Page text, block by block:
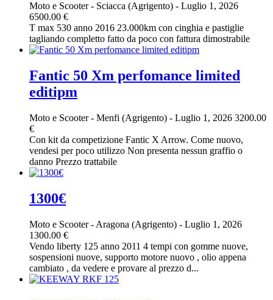
Moto e Scooter- Sciacca (Agrigento) - Luglio 1, 2026
6500.00 €
T max 530 anno 2016 23.000km con cinghia e pastiglie
tagliando completto fatto da poco con fattura dimostrabile
Fantic 50 Xm perfomance limited
editipm
Moto e Scooter- Menfi (Agrigento) - Luglio 1, 2026 3200.00
€
Con kit da competizione Fantic X Arrow. Come nuovo,
vendesi per poco utilizzo Non presenta nessun graffio o
danno Prezzo trattabile
1300€
Moto e Scooter- Aragona (Agrigento) - Luglio 1, 2026
1300.00 €
Vendo liberty 125 anno 2011 4 tempi con gomme nuove,
sospensioni nuove, supporto motore nuovo , olio appena
cambiato , da vedere e provare al prezzo d...